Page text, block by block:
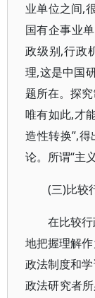
业单位之间,
国有企事业
政级别,行政
理,这是中国
题所在。探
唯有如此,才
造性转换”,
论。所谓“主
(三)比较
在比较
地把握理解
政法制度和
政法研究者